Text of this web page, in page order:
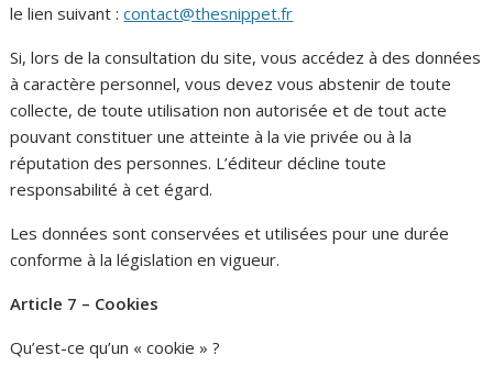
le lien suivant :contact@thesnippet.fr
Si, lors de la consultation du site, vous accédez à des données
à caractère personnel, vous devez vous abstenir de toute
collecte, de toute utilisation non autorisée et de tout acte
pouvant constituer une atteinte à la vie privée ou à la
réputation des personnes. L’éditeur décline toute
responsabilité à cet égard.
Les données sont conservées et utilisées pour une durée
conforme à la législation en vigueur.
Article 7 – Cookies
Qu’est-ce qu’un « cookie » ?